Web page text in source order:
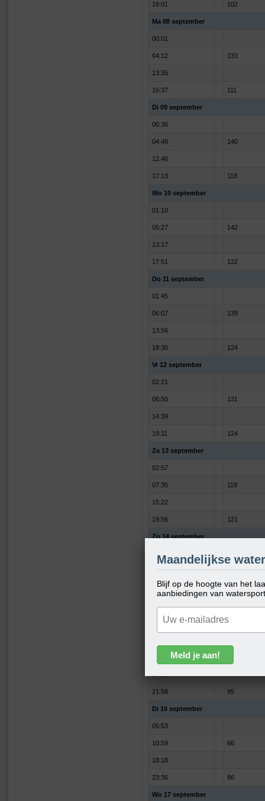
16:01 102
Ma 08 september
00:01
04:12 133
13:35
16:37 111
Di 09 september
00:36
04:48 140
12:46
17:13 118
Wo 10 september
01:10
05:27 142
13:17
17:51 122
Do 11 september
01:45
06:07 139
13:56
18:30 124
Vr 12 september
02:21
06:50 131
14:39
19:11 124
Za 13 september
02:57
07:35 119
15:22
19:56 121
Zo 14 september
08:26 102
16:10
20:48 110
Ma 15 september
21:58 95
Di 16 september
05:53
10:59 66
18:18
23:36 86
Wo 17 september
Maandelijkse
Blijf op de hoogte van het
aanbiedingen van